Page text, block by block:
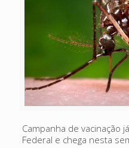
Campanha de vacinação
Federal e chega nesta